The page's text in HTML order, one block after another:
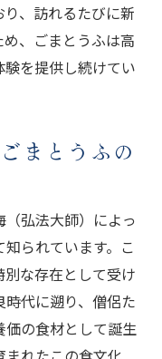
、訪れるたびに新
、ごまとうふは高
を提供し続けてい
まとうふの
弘法大師）によっ
られています。こ
な存在として受け
代に遡り、僧侶た
の食材として誕生